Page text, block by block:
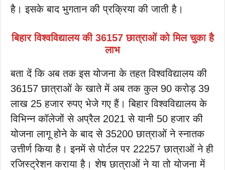
है। इसके बाद भुगतान की प्रक्रिया की जाती है।
बिहार विश्वविद्यालय की 36157 छात्राओं को मिल चुका है
लाभ
बता दें कि अब तक इस योजना के तहत विश्वविद्यालय की
36157 छात्राओं के खाते में अब तक कुल 90 करोड़ 39
लाख 25 हजार रुपए भेजे गए हैं। बिहार विश्वविद्यालय के
विभिन्न कॉलेजों से अप्रैल 2021 से यानी 50 हजार की
योजना लागू होने के बाद से 35200 छात्राओं ने स्नातक
उत्तीर्ण किया है। इनमें से पोर्टल पर 22257 छात्राओं ने ही
रजिस्ट्रेशन कराया है। शेष छात्राओं ने या तो योजना में